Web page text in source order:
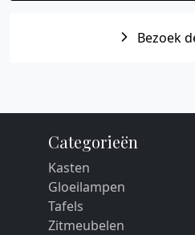
Bezoek
Categorieën
Kasten
Gloeilampen
Tafels
Zitmeubelen